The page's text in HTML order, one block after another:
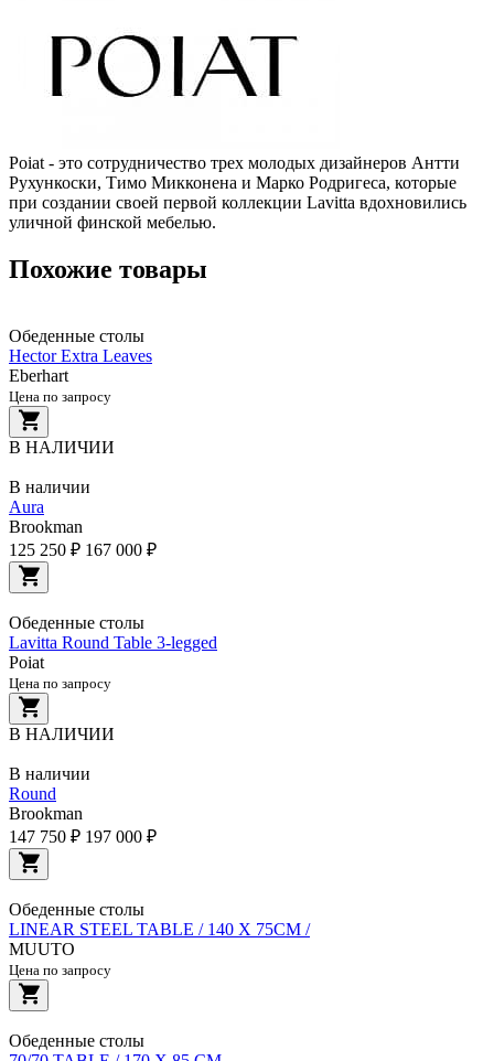
Poiat - это сотрудничество трех молодых дизайнеров Антти
Рухункоски, Тимо Микконена и Марко Родригеса, которые
при создании своей первой коллекции Lavitta вдохновились
уличной финской мебелью.
Похожие товары
Обеденные столы
Hector Extra Leaves
Eberhart
Цена по запросу
В НАЛИЧИИ
В наличии
Aura
Brookman
125 250 ₽ 167 000 ₽
Обеденные столы
Lavitta Round Table 3-legged
Poiat
Цена по запросу
В НАЛИЧИИ
В наличии
Round
Brookman
147 750 ₽ 197 000 ₽
Обеденные столы
LINEAR STEEL TABLE / 140 X 75CM /
MUUTO
Цена по запросу
Обеденные столы